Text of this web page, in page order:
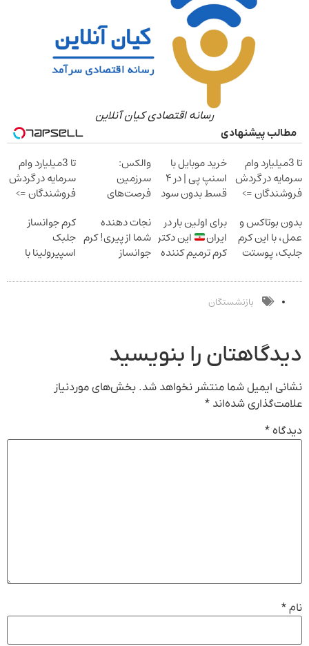
رسانه اقتصادی کیان آنلاین
مطالب پیشنهادی
تا 3میلیارد وام
سرمایه در گردش
فروشندگان =>
ثبت کن
خرید موبایل با
اسنپ پی | در ۴
قسط بدون سود
والکس:
سرزمین
فرصت‌های
دیجیتال شما
تا 3میلیارد وام
سرمایه در گردش
فروشندگان =>
ثبت کن
بدون بوتاکس و
عمل، با این کرم
جلبک، پوستت
برای اولین بار در
ایران
این دکتر
کرم ترمیم کننده
نجات دهنده
شما از پیری! کرم
جوانساز
کرم جوانساز
جلبک
اسپیرولینا با
بازنشستگان
دیدگاهتان را بنویسید
نشانی ایمیل شما منتشر نخواهد شد. بخش‌های موردنیاز
علامت‌گذاری شده‌اند *
دیدگاه *
نام *